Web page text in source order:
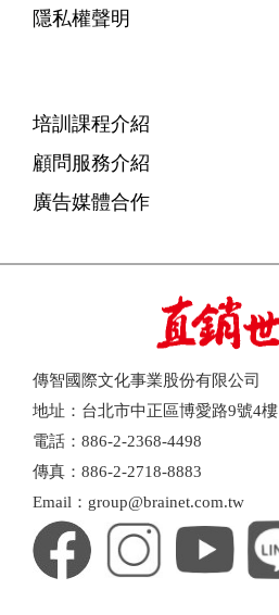
隱私權聲明
培訓課程介紹
顧問服務介紹
廣告媒體合作
傳智國際文化事業股份有限公司
地址：台北市中正區博愛路9號4樓
電話：886-2-2368-4498
傳真：886-2-2718-8883
Email：group@brainet.com.tw